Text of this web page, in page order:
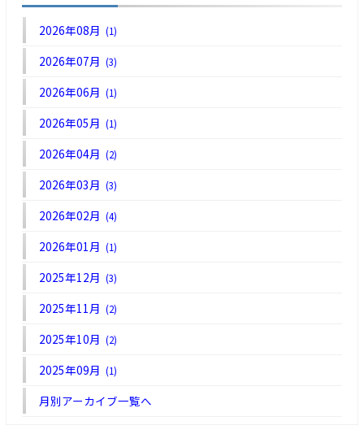
2026年08月(1)
2026年07月(3)
2026年06月(1)
2026年05月(1)
2026年04月(2)
2026年03月(3)
2026年02月(4)
2026年01月(1)
2025年12月(3)
2025年11月(2)
2025年10月(2)
2025年09月(1)
月別アーカイブ一覧へ